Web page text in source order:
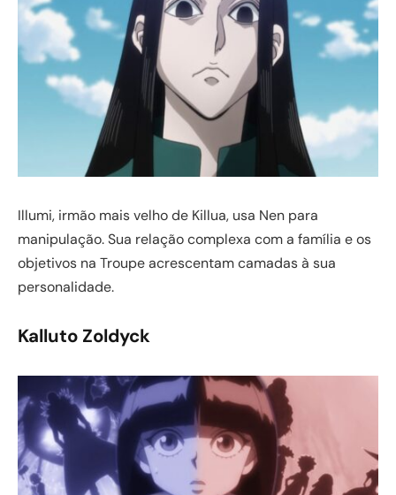
Illumi, irmão mais velho de Killua, usa Nen para
manipulação. Sua relação complexa com a família e os
objetivos na Troupe acrescentam camadas à sua
personalidade.
Kalluto Zoldyck